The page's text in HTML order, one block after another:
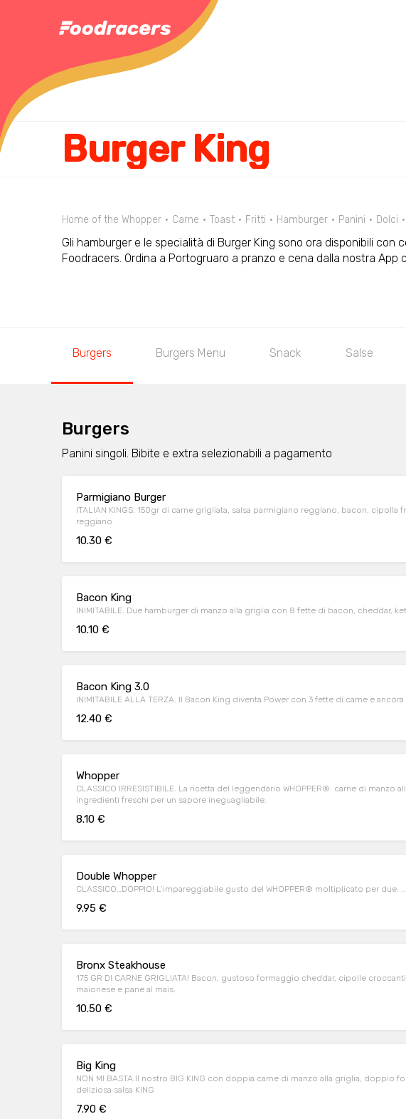
Burger King
Home of the Whopper Carne Toast Fritti Hamburger Panini Dolci
Gli hamburger e le specialità di Burger King sono ora disponibili con
Foodracers. Ordina a Portogruaro a pranzo e cena dalla nostra App
Burgers Burgers Menu Snack Salse
Burgers
Panini singoli. Bibite e extra selezionabili a pagamento
Parmigiano Burger
ITALIAN KINGS. 150gr di carne grigliata, salsa parmigiano reggiano, bacon, cipolla
reggiano
10.30 €
Bacon King
INIMITABILE. Due hamburger di manzo alla griglia con 8 fette di bacon, cheddar,
10.10 €
Bacon King 3.0
INIMITABILE ALLA TERZA. Il Bacon King diventa Power con 3 fette di carne e
12.40 €
Whopper
CLASSICO IRRESISTIBILE. La ricetta del leggendario WHOPPER®: carne di manzo
ingredienti freschi per un sapore ineguagliabile.
8.10 €
Double Whopper
CLASSICO…DOPPIO! L’impareggiabile gusto del WHOPPER® moltiplicato per due.
9.95 €
Bronx Steakhouse
175 GR DI CARNE GRIGLIATA! Bacon, gustoso formaggio cheddar, cipolle
maionese e pane al mais.
10.50 €
Big King
NON MI BASTA.Il nostro BIG KING con doppia carne di manzo alla griglia, doppio
deliziosa salsa KING
7.90 €